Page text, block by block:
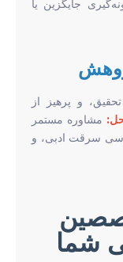
جایگزین یا
و پرهیز از
مشاوره مستمر
سرقت ادبی، و
شما